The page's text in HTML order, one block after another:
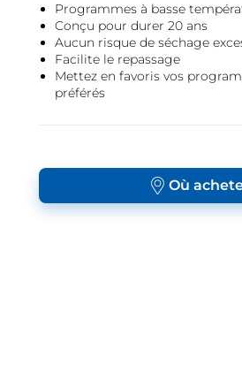
Programmes à basse
Conçu pour durer 20 ans
Aucun risque de séchage
Facilite le repassage
Mettez en favoris vos
préférés
Où